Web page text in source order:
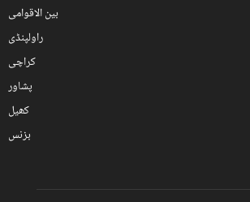
بین الاقوامی
راولپنڈی
کراچی
پشاور
کھیل
بزنس